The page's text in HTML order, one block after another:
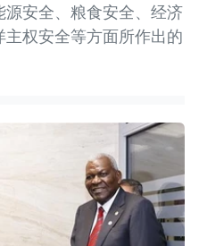
安全、粮食安全、经济
权安全等方面所作出的